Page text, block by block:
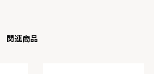
関連商品